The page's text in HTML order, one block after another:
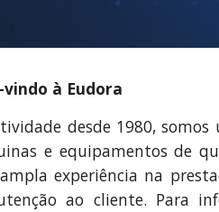
vindo à Eudora
desde 1980, somos
e equipamentos de
experiência na
ao cliente. Para